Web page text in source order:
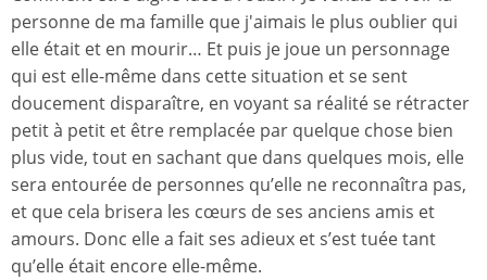
personne de ma famille que j'aimais le plus oublier qui
elle était et en mourir… Et puis je joue un personnage
qui est elle-même dans cette situation et se sent
doucement disparaître, en voyant sa réalité se rétracter
petit à petit et être remplacée par quelque chose bien
plus vide, tout en sachant que dans quelques mois, elle
sera entourée de personnes qu’elle ne reconnaîtra pas,
et que cela brisera les cœurs de ses anciens amis et
amours. Donc elle a fait ses adieux et s’est tuée tant
qu’elle était encore elle-même.